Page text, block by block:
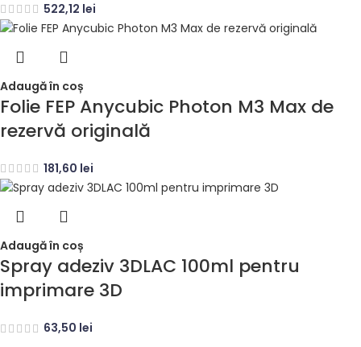
522,12 lei
Adaugă în coș
Folie FEP Anycubic Photon M3 Max de
rezervă originală
181,60 lei
Adaugă în coș
Spray adeziv 3DLAC 100ml pentru
imprimare 3D
63,50 lei